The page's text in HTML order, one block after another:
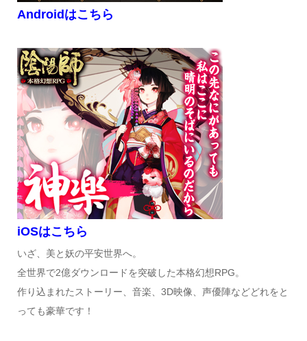
Androidはこちら
iOSはこちら
いざ、美と妖の平安世界へ。
全世界で2億ダウンロードを突破した本格幻想RPG。
作り込まれたストーリー、音楽、3D映像、声優陣などどれをと
っても豪華です！